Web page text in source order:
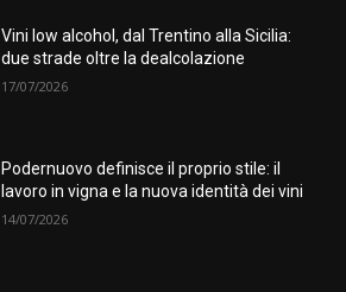
Vini low alcohol, dal Trentino alla Sicilia:
due strade oltre la dealcolazione
17/07/2026
Podernuovo definisce il proprio stile: il
lavoro in vigna e la nuova identità dei vini
14/07/2026